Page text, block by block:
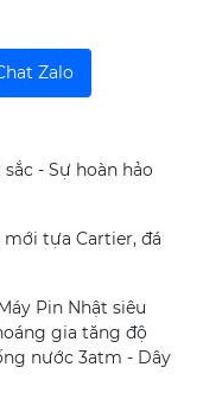
Zalo
- Sự hoàn hảo
mới tựa Cartier, đá
Pin Nhật siêu
gia tăng độ
nước 3atm - Dây